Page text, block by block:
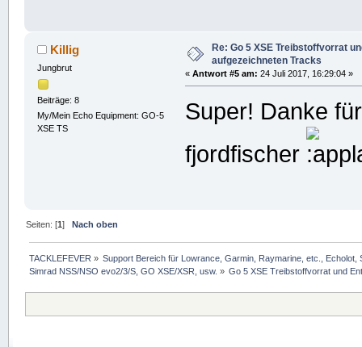
Killig
Jungbrut
Beiträge: 8
My/Mein Echo Equipment: GO-5
XSE TS
Re: Go 5 XSE Treibstoffvorrat
aufgezeichneten Tracks
«Antwort #5 am: 24 Juli 2017, 16:29:04 »
Super! Danke
fjordfischer
Seiten: [1]Nach oben
TACKLEFEVER » Support Bereich für Lowrance, Garmin, Raymarine, etc.,
Simrad NSS/NSO evo2/3/S, GO XSE/XSR, usw. » Go 5 XSE Treibstoffvorrat und